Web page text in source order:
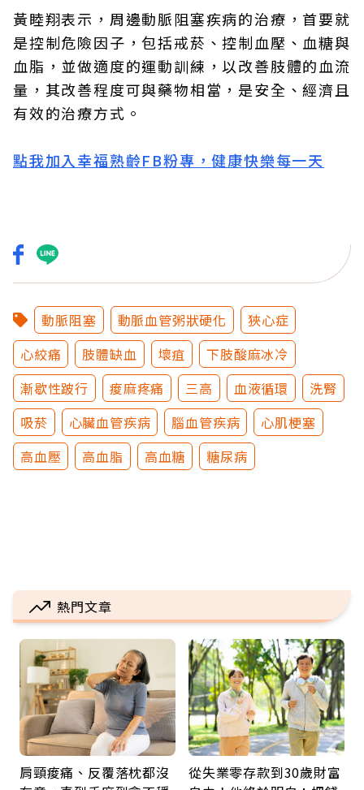
黃睦翔表示，周邊動脈阻塞疾病的治療，首要就
是控制危險因子，包括戒菸、控制血壓、血糖與
血脂，並做適度的運動訓練，以改善肢體的血流
量，其改善程度可與藥物相當，是安全、經濟且
有效的治療方式。
點我加入幸福熟齡FB粉專，健康快樂每一天
動脈阻塞 動脈血管粥狀硬化
狹心症
心絞痛
肢體缺血 壞疽
下肢酸麻冰冷
漸歇性跛行
痠麻疼痛 三高 血液循環
洗腎
吸菸
心臟血管疾病 腦血管疾病
心肌梗塞
高血壓
高血脂 高血糖 糖尿病
熱門文章
肩頸痠痛、反覆落枕都沒
從失業零存款到30歲財富